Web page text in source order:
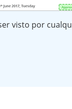
visto por